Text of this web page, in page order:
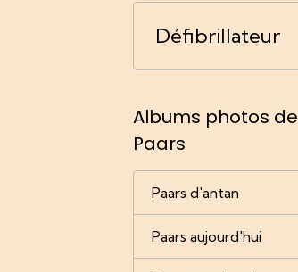
Défibrillateur
Albums photos de
Paars
Paars d'antan
Paars aujourd'hui